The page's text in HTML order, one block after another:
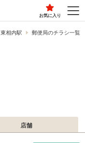
お気に入り
東相内駅 郵便局のチラシ一覧
店舗